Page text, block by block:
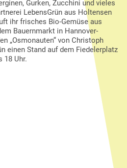
Gurken, Zucchini und vieles
LebensGrün aus Holtensen
ihr frisches Bio-Gemüse aus
Bauernmarkt in Hannover-
„Osmonauten“ von Christoph
einen Stand auf dem Fiedelerplatz
18 Uhr.